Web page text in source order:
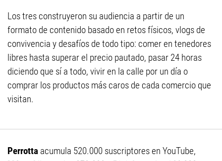
Los tres construyeron su audiencia a partir de un
formato de contenido basado en retos físicos, vlogs de
convivencia y desafíos de todo tipo: comer en tenedores
libres hasta superar el precio pautado, pasar 24 horas
diciendo que sí a todo, vivir en la calle por un día o
comprar los productos más caros de cada comercio que
visitan.
Perrotta acumula 520.000 suscriptores en YouTube,